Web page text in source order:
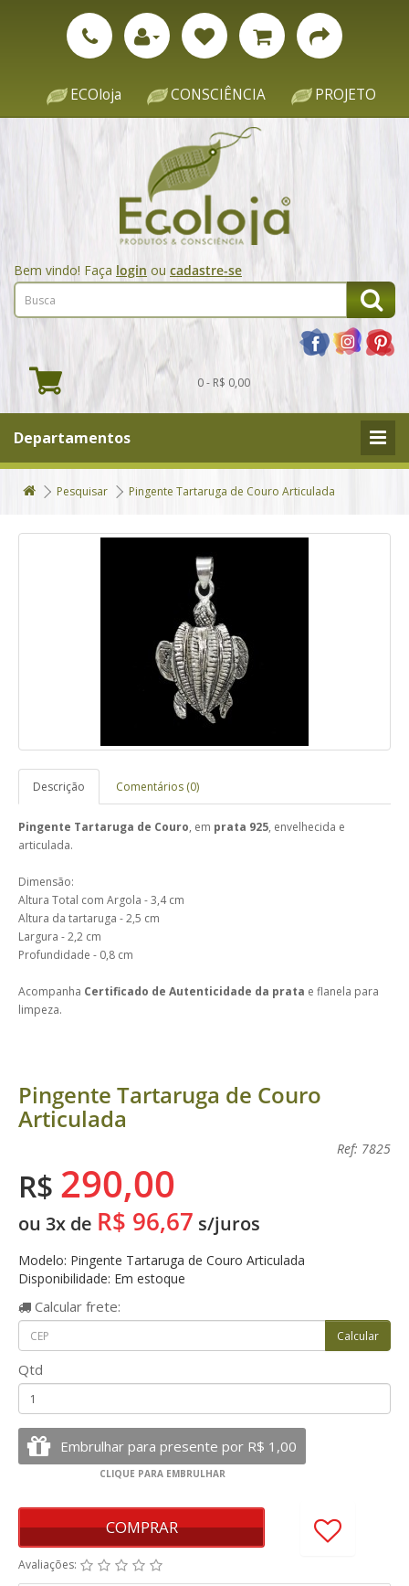
ECOloja CONSCIÊNCIA PROJETO
Bem vindo! Faça login ou cadastre-se
0 - R$ 0,00
Departamentos
Pesquisar Pingente Tartaruga de Couro Articulada
Descrição Comentários (0)
Pingente Tartaruga de Couro, em prata 925, envelhecida e
articulada.
Dimensão:
Altura Total com Argola - 3,4 cm
Altura da tartaruga - 2,5 cm
Largura - 2,2 cm
Profundidade - 0,8 cm
Acompanha Certificado de Autenticidade da prata e flanela para
limpeza.
Pingente Tartaruga de Couro
Articulada
Ref: 7825
R$ 290,00
ou 3x de R$ 96,67 s/juros
Modelo: Pingente Tartaruga de Couro Articulada
Disponibilidade: Em estoque
Calcular frete:
Qtd
COMPRAR
Avaliações: